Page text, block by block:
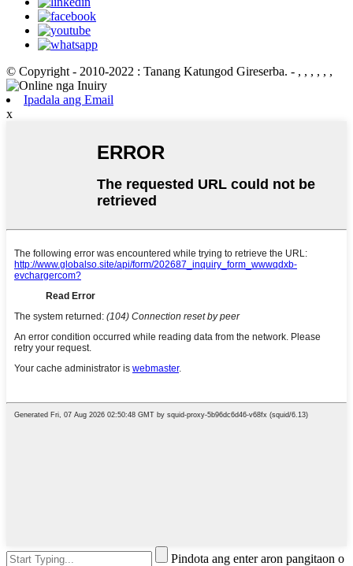
© Copyright - 2010-2022 : Tanang Katungod Gireserba. - , , , , , ,
Ipadala ang Email
x
Pindota ang enter aron pangitaon o